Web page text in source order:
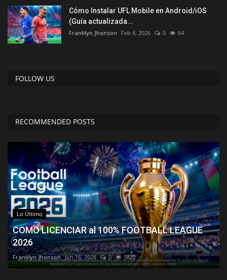
Cómo Instalar UFL Mobile en Android/iOS
(Guía actualizada...
Franklyn Jhonson Feb 4, 2026 0 64
FOLLOW US
RECOMMENDED POSTS
Lo Último
COMO LICENCIAR al 100% FOOTBALL LEAGUE
2026
Franklyn Jhonson Jun 16, 2026 0 5822